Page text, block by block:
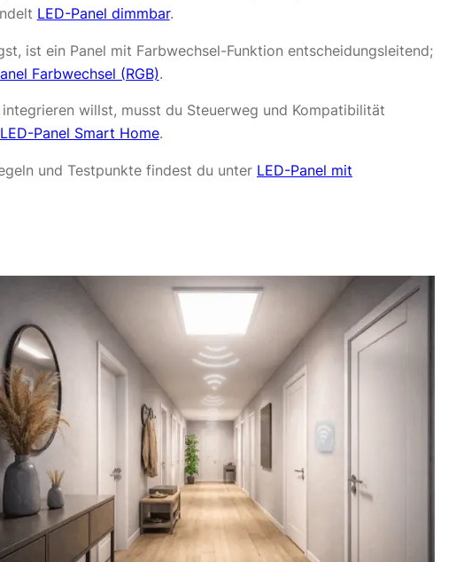
LED-Panel dimmbar.
ist ein Panel mit Farbwechsel-Funktion entscheidungsleitend;
Farbwechsel (RGB).
willst, musst du Steuerweg und Kompatibilität
LED-Panel Smart Home.
und Testpunkte findest du unter LED-Panel mit